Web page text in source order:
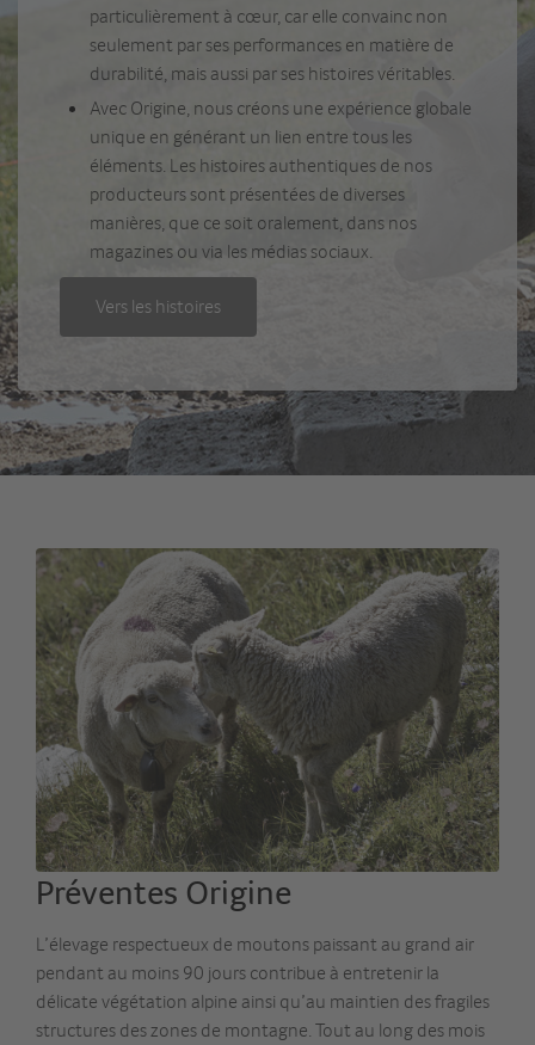
particulièrement à cœur, car elle convainc non
seulement par ses performances en matière de
durabilité, mais aussi par ses histoires véritables.
Avec Origine, nous créons une expérience globale
unique en générant un lien entre tous les
éléments. Les histoires authentiques de nos
producteurs sont présentées de diverses
manières, que ce soit oralement, dans nos
magazines ou via les médias sociaux.
Vers les histoires
Préventes Origine
L’élevage respectueux de moutons paissant au grand air
pendant au moins 90 jours contribue à entretenir la
délicate végétation alpine ainsi qu’au maintien des fragiles
structures des zones de montagne. Tout au long des mois